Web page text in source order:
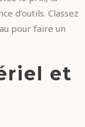
d’outils. Classez
pour faire un
et